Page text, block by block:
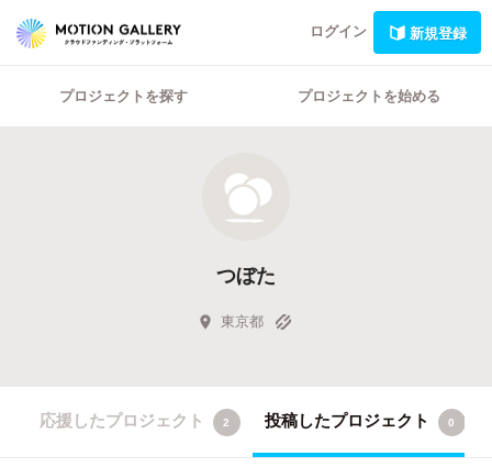
ログイン 新規登録
プロジェクトを探す プロジェクトを始める
つぼた
東京都
応援したプロジェクト 2 投稿したプロジェクト 0